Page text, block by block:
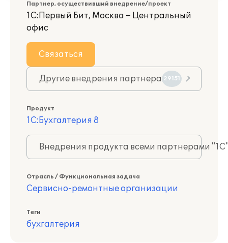
Партнер, осуществивший внедрение/проект
1С:Первый Бит, Москва – Центральный
офис
Связаться
Другие внедрения партнера 29151
Продукт
1С:Бухгалтерия 8
Внедрения продукта всеми партнерами
Отрасль / Функциональная задача
Сервисно-ремонтные организации
Теги
бухгалтерия